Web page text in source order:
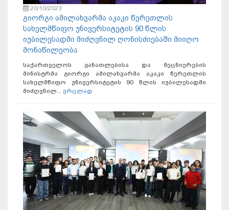
20/10/2023
გიორგი ამილახვარმა აკაკი წერეთლის
სახელმწიფო უნივერსიტეტის 90 წლის
იუბილესადმი მიძღვნილ ღონისძიებაში მიიღო
მონაწილეობა
საქართველოს განათლებისა და მეცნიერების
მინისტრმა გიორგი ამილახვარმა აკაკი წერეთლის
სახელმწიფო უნივერსიტეტის 90 წლის იუბილესადმი
მიძღვნილ... ვრცლად